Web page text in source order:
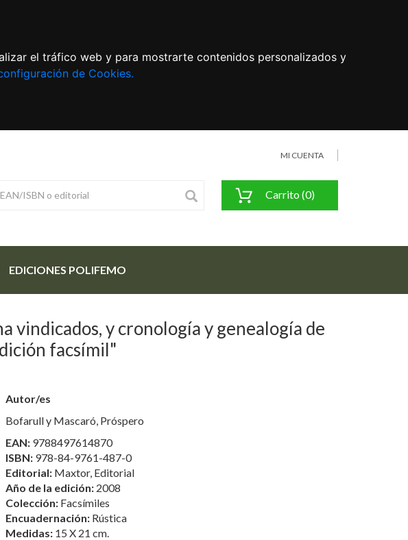
el tráfico web y para mostrarte contenidos personalizados y
de Cookies.
MI CUENTA
Carrito (0)
EDICIONES POLIFEMO
vindicados, y cronología y genealogía de
facsímil"
Autor/es
Bofarull y Mascaró, Próspero
EAN: 9788497614870
ISBN: 978-84-9761-487-0
Editorial: Maxtor, Editorial
Año de la edición: 2008
Colección: Facsímiles
Encuadernación: Rústica
Medidas: 15 X 21 cm.